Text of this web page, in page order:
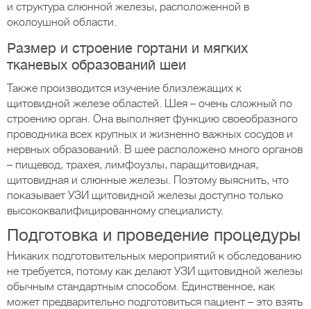
и структура слюнной железы, расположенной в
околоушной области.
Размер и строение гортани и мягких
тканевых образований шеи
Также производится изучение близлежащих к
щитовидной железе областей. Шея – очень сложный по
строению орган. Она выполняет функцию своеобразного
проводника всех крупных и жизненно важных сосудов и
нервных образований. В шее расположено много органов
– пищевод, трахея, лимфоузлы, паращитовидная,
щитовидная и слюнные железы. Поэтому выяснить, что
показывает УЗИ щитовидной железы доступно только
высококвалифицированному специалисту.
Подготовка и проведение процедуры
Никаких подготовительных мероприятий к обследованию
не требуется, потому как делают УЗИ щитовидной железы
обычным стандартным способом. Единственное, как
может предварительно подготовиться пациент – это взять